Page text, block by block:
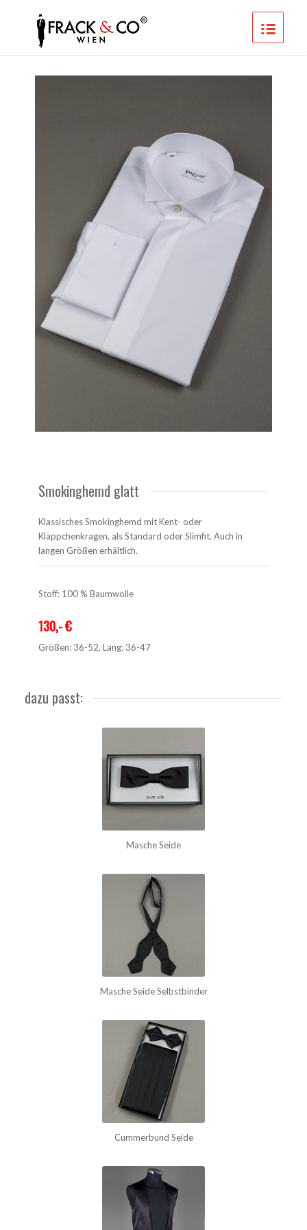
Smokinghemd glatt
Klassisches Smokinghemd mit Kent- oder
Kläppchenkragen, als Standard oder Slimfit. Auch in
langen Größen erhältlich.
Stoff: 100 % Baumwolle
130,- €
Größen: 36-52, Lang: 36-47
dazu passt:
Masche Seide
Masche Seide Selbstbinder
Cummerbund Seide